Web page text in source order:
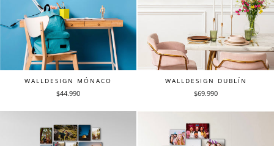
WALLDESIGN MÓNACO
$44.990
WALLDESIGN DUBLÍN
$69.990